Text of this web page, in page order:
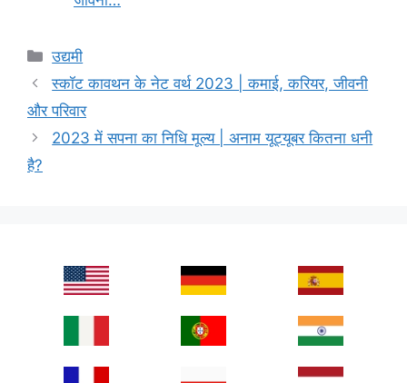
Categories
उद्यमी
स्कॉट कावथन के नेट वर्थ 2023 | कमाई, करियर, जीवनी
और परिवार
2023 में सपना का निधि मूल्य | अनाम यूट्यूबर कितना धनी
है?